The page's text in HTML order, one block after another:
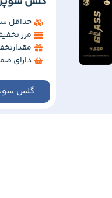
حداقل
مرز تخفیف :
دارای
گلس